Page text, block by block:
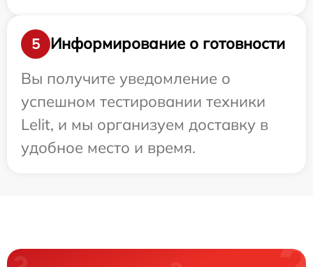
5
Информирование о готовности
Вы получите уведомление о
успешном тестировании техники
Lelit, и мы организуем доставку в
удобное место и время.